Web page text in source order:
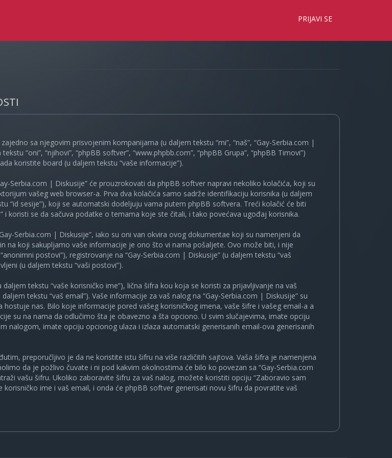
PRIJAVI SE
sa njegovim prisvojenim kompanijama (u daljem tekstu “mi”, “naš”, “Gay-Serbia.com |
“oni”, “njihovi”, “phpBB softver”, “www.phpbb.com”, “phpBB Grupa”, “phpBB Timovi”)
koristite board (u daljem tekstu “vaše informacije”).
Serbia.com | Diskusije” će prouzrokovati da phpBB softver napravi nekoliko kolačića, koji su
vašeg web browser-a. Prva dva kolačića samo sadrže identifikaciju korisnika (u daljem
“id sesije”), koji se automatski dodeljuju vama putem phpBB softvera. Treći kolačić će biti
i koristi se da sačuva podatke o temama koje ste čitali, i tako povećava ugođaj korisnika.
Serbia.com | Diskusije”, iako su oni van okvira ovog dokumentae koji su namenjeni da
na koji sakupljamo vaše informacije je ono što vi nama pošaljete. Ovo može biti, i nije
postovi”), registrovanje na “Gay-Serbia.com | Diskusije” (u daljem tekstu “vaš
(u daljem tekstu “vaši postovi”).
tekstu “vaše korisničko ime”), lična šifra kou koja se koristi za prijavljivanje na vaš
tekstu “vaš email”). Vaše informacije za vaš nalog na “Gay-Serbia.com | Diskusije” su
nas. Bilo koje informacije pored vašeg korisničkog imena, vaše šifre i vašeg email-a a
su na nama da odlučimo šta je obavezno a šta opciono. U svim slučajevima, imate opciju
nalogom, imate opciju opcionog ulaza i izlaza automatski generisanih email-ova generisanih
preporučljivo je da ne koristite istu šifru na više različitih sajtova. Vaša šifra je namenjena
da je požlivo čuvate i ni pod kakvim okolnostima će bilo ko povezan sa “Gay-Serbia.com
vašu šifru. Ukoliko zaboravite šifru za vaš nalog, možete koristiti opciju “Zaboravio sam
ime i vaš email, i onda će phpBB softver generisati novu šifru da povratite vaš